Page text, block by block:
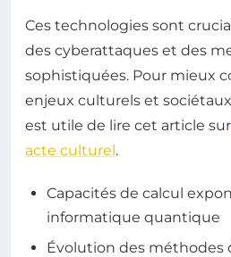
Ces technologies sont
des cyberattaques et des
sophistiquées. Pour mieux
enjeux culturels et sociétaux
est utile de lire cet article sur
acte culturel .
Capacités de calcul
informatique quantique
Évolution des méthodes